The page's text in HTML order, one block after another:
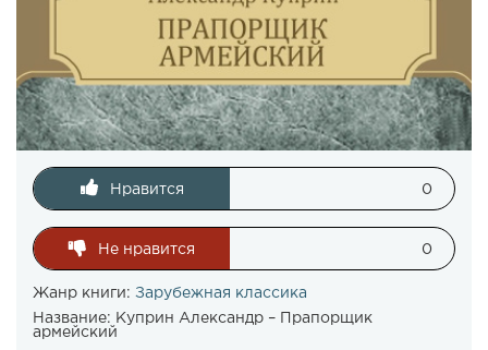
Нравится 0
Не нравится 0
Жанр книги: Зарубежная классика
Название: Куприн Александр – Прапорщик
армейский